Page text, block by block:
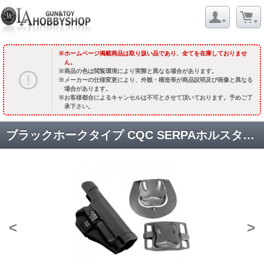
ホームページ掲載商品は取り扱い品であり、全てを在庫しておりませ
ん。
商品の色は閲覧環境により実際と異なる場合があります。
メーカーの仕様変更により、外観・構造等が商品説明及び画像と異なる
場合があります。
お客様都合によるキャンセルは不可とさせて頂いております。予めご了
承下さい。
ブラックホークタイプ CQC SERPAホルスター (P226/220用) [KW-HT-013] [取寄]
< >